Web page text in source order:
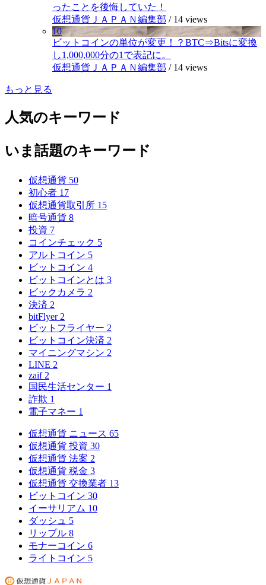
ったことを後悔していた！
仮想通貨ＪＡＰＡＮ編集部 / 14 views
10
ビットコインの単位が変更！？BTC⇒Bitsに変換
し1,000,000分の1で表記に。
仮想通貨ＪＡＰＡＮ編集部 / 14 views
もっと見る
人気のキーワード
いま話題のキーワード
仮想通貨 50
初心者 17
仮想通貨取引所 15
暗号通貨 8
投資 7
コインチェック 5
アルトコイン 5
ビットコイン 4
ビットコインとは 3
ビックカメラ 2
決済 2
bitFlyer 2
ビットフライヤー 2
ビットコイン決済 2
マイニングマシン 2
LINE 2
zaif 2
国民生活センター 1
詐欺 1
電子マネー 1
仮想通貨 ニュース 65
仮想通貨 投資 30
仮想通貨 法案 2
仮想通貨 税金 3
仮想通貨 交換業者 13
ビットコイン 30
イーサリアム 10
ダッシュ 5
リップル 8
モナーコイン 6
ライトコイン 5